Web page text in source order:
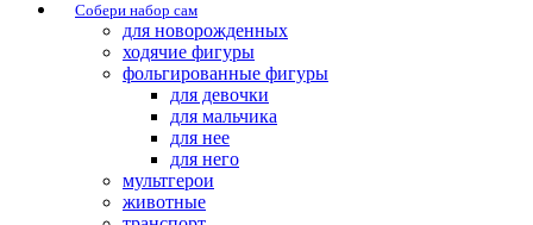
Собери набор сам
для новорожденных
ходячие фигуры
фольгированные фигуры
для девочки
для мальчика
для нее
для него
мультгерои
животные